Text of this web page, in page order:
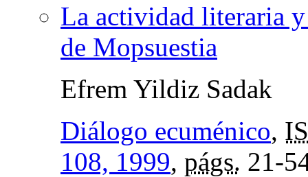
La actividad literaria
de Mopsuestia
Efrem Yildiz Sadak
Diálogo ecuménico,
108, 1999, págs. 21-